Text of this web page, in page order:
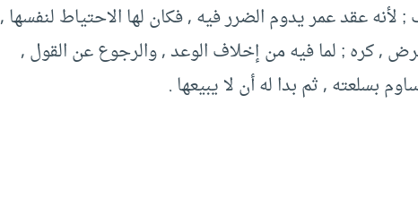
لأنه عقد عمر يدوم الضرر فيه , فكان لها الاحتياط لنفسها ,
, كره ; لما فيه من إخلاف الوعد , والرجوع عن القول ,
بسلعته , ثم بدا له أن لا يبيعها .